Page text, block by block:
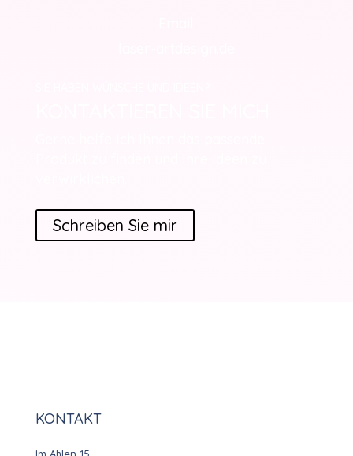
Schreiben Sie mir
KONTAKT